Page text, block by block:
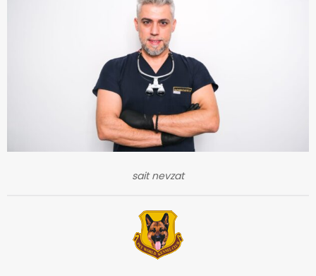
sait nevzat